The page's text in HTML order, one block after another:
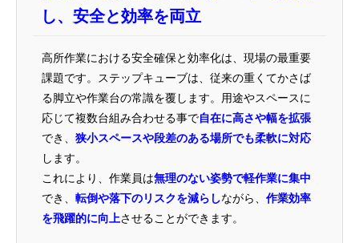
し、安全と効率を両立
高所作業における安全確保と効率化は、現場の最重要
課題です。ステップキューブは、従来の重くてかさば
る脚立や作業台の常識を覆します。用途やスペースに
応じて複数台組み合わせる事で自在に高さや幅を拡張
でき、 狭小スペースや段差のある場所でも柔軟に対応
します。
これにより、作業員は無理のない姿勢で軽作業に集中
でき、 転倒や落下のリスクを減らしながら、 作業効率
を飛躍的に向上させることができます。